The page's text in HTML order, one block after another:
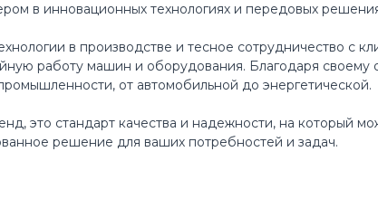
в инновационных технологиях и передовых
в производстве и тесное сотрудничество с
работу машин и оборудования. Благодаря
от автомобильной до энергетической.
это стандарт качества и надежности, на который
решение для ваших потребностей и задач.